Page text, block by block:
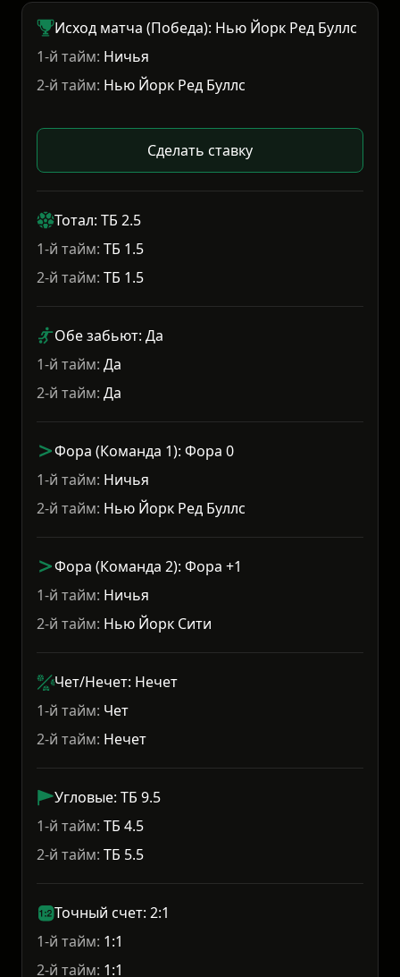
Исход матча (Победа): Нью Йорк Ред Буллс
1-й тайм: Ничья
2-й тайм: Нью Йорк Ред Буллс
Сделать ставку
Тотал: ТБ 2.5
1-й тайм: ТБ 1.5
2-й тайм: ТБ 1.5
Обе забьют: Да
1-й тайм: Да
2-й тайм: Да
Фора (Команда 1): Фора 0
1-й тайм: Ничья
2-й тайм: Нью Йорк Ред Буллс
Фора (Команда 2): Фора +1
1-й тайм: Ничья
2-й тайм: Нью Йорк Сити
Чет/Нечет: Нечет
1-й тайм: Чет
2-й тайм: Нечет
Угловые: ТБ 9.5
1-й тайм: ТБ 4.5
2-й тайм: ТБ 5.5
Точный счет: 2:1
1-й тайм: 1:1
2-й тайм: 1:1